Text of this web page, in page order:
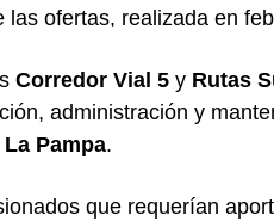
ofertas, realizada en
Corredor Vial 5 y Rutas
administración y
La Pampa.
que requerían